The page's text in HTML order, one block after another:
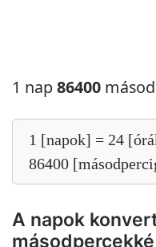
1 nap 86400
1 [napok] = 24
86400
A napok
másodpercekké